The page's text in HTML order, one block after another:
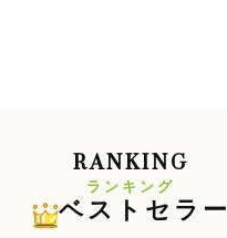
RANKING
ランキング
ベストセラー